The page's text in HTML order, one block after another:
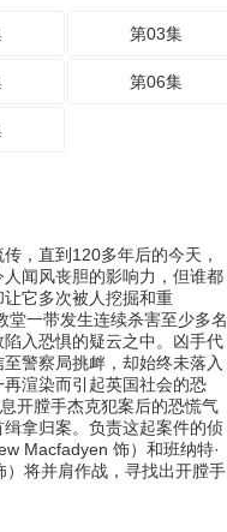
第03集
第06集
，直到120多年后的今天，
闻风丧胆的影响力，但谁都
它多次被人挖掘和重
一带发生连续杀害至少多名
入恐惧的疑云之中。凶手代
警察局挑衅，却始终未落入
渲染而引起英国社会的恐
开膛手杰克犯案后的恐慌气
拿归案。负责这起案件的侦
Macfadyen 饰）和班纳特·
将并肩作战，寻找出开膛手